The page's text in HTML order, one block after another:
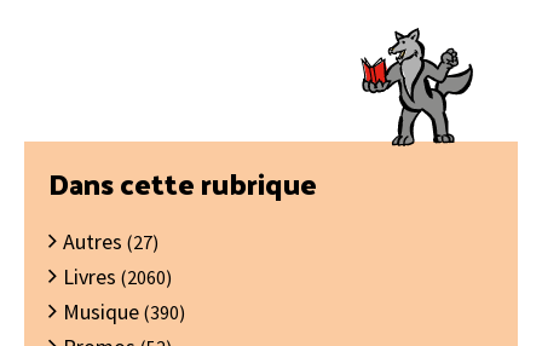
Barre
latérale
principale
Dans cette rubrique
Autres (27)
Livres (2060)
Musique (390)